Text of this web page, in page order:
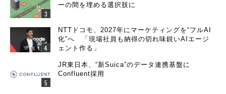
ーの間を埋める選択肢に
NTTドコモ、2027年にマーケティングを“フルAI
化”へ 「現場社員も納得の切れ味鋭いAIエージ
ェント作る」
JR東日本、“新Suica”のデータ連携基盤に
Confluent採用